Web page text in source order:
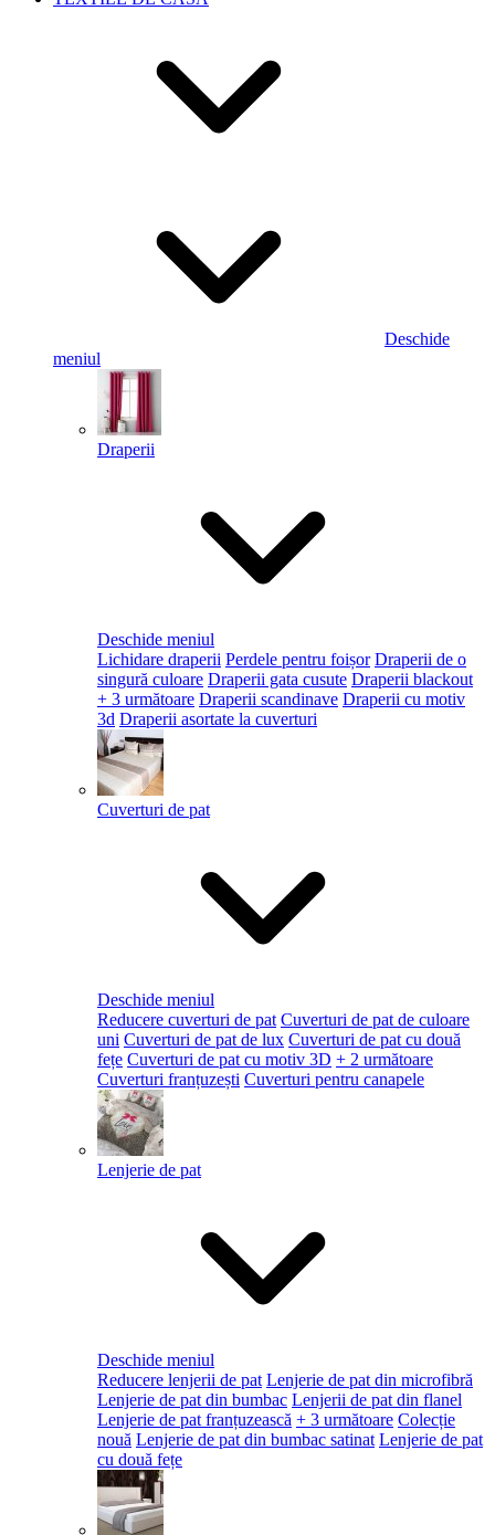
Deschide
meniul
Draperii
Deschide meniul
Lichidare draperii Perdele pentru foișor Draperii de o
singură culoare Draperii gata cusute Draperii blackout
+ 3 următoare Draperii scandinave Draperii cu motiv
3d Draperii asortate la cuverturi
Cuverturi de pat
Deschide meniul
Reducere cuverturi de pat Cuverturi de pat de culoare
uni Cuverturi de pat de lux Cuverturi de pat cu două
fețe Cuverturi de pat cu motiv 3D + 2 următoare
Cuverturi franțuzești Cuverturi pentru canapele
Lenjerie de pat
Deschide meniul
Reducere lenjerii de pat Lenjerie de pat din microfibră
Lenjerie de pat din bumbac Lenjerii de pat din flanel
Lenjerie de pat franțuzească + 3 următoare Colecție
nouă Lenjerie de pat din bumbac satinat Lenjerie de pat
cu două fețe